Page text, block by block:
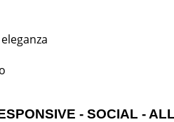
- SOCIAL -